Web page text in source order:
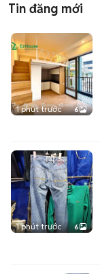
Tin đăng mới
1 phút trước 6
1 phút trước 6